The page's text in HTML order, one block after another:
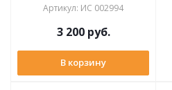
Артикул: ИС 002994
3 200руб.
В корзину